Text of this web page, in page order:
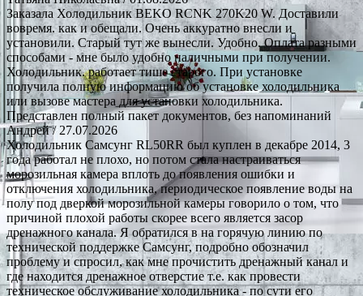
Заказала Холодильник BEKO RCNK 270K20 W. Доставили
вовремя. как и обещали. Очень аккуратно внесли и
установили. Старый тут же вынесли. Удобно. Оплата разными
способами - мне было удобно наличными при получении.
Холодильник. работает тише старого. При установке
получила полную информацию об установке холодильника
или вызове мастера для установки холодильника.
Представлен полный пакет документов, без напоминаний
Андрей/ 27.07.2026
Холодильник Самсунг RL50RR был куплен в декабре 2014, 3
года работал не плохо, но потом стала настраиваться
морозильная камера вплоть до появления ошибки и
отключения холодильника, периодическое появление воды на
полу под дверкой морозильной камеры говорило о том, что
причиной плохой работы скорее всего является засор
дренажного канала. Я обратился в на горячую линию по
технической поддержке Самсунг, подробно обозначил
проблему и спросил, как мне прочистить дренажный канал и
где находится дренажное отверстие т.е. как провести
техническое обслуживание холодильника - по сути его